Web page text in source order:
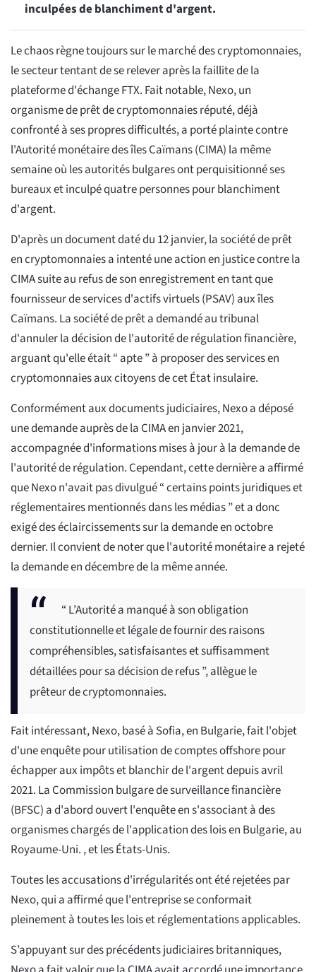
inculpées de blanchiment d'argent.
Le chaos règne toujours sur le marché des cryptomonnaies,
le secteur tentant de se relever après la faillite de la
plateforme d'échange FTX. Fait notable, Nexo, un
organisme de prêt de cryptomonnaies réputé, déjà
confronté à ses propres difficultés, a porté plainte contre
l'Autorité monétaire des îles Caïmans (CIMA) la même
semaine où les autorités bulgares ont perquisitionné ses
bureaux et inculpé quatre personnes pour blanchiment
d'argent.
D'après un document daté du 12 janvier, la société de prêt
en cryptomonnaies a intenté une action en justice contre la
CIMA suite au refus de son enregistrement en tant que
fournisseur de services d'actifs virtuels (PSAV) aux îles
Caïmans. La société de prêt a demandé au tribunal
d'annuler la décision de l'autorité de régulation financière,
arguant qu'elle était “ apte ” à proposer des services en
cryptomonnaies aux citoyens de cet État insulaire.
Conformément aux documents judiciaires, Nexo a déposé
une demande auprès de la CIMA en janvier 2021,
accompagnée d'informations mises à jour à la demande de
l'autorité de régulation. Cependant, cette dernière a affirmé
que Nexo n'avait pas divulgué “ certains points juridiques et
réglementaires mentionnés dans les médias ” et a donc
exigé des éclaircissements sur la demande en octobre
dernier. Il convient de noter que l'autorité monétaire a rejeté
la demande en décembre de la même année.
“ L’Autorité a manqué à son obligation
constitutionnelle et légale de fournir des raisons
compréhensibles, satisfaisantes et suffisamment
détaillées pour sa décision de refus ”, allègue le
prêteur de cryptomonnaies.
Fait intéressant, Nexo, basé à Sofia, en Bulgarie, fait l'objet
d'une enquête pour utilisation de comptes offshore pour
échapper aux impôts et blanchir de l'argent depuis avril
2021. La Commission bulgare de surveillance financière
(BFSC) a d'abord ouvert l'enquête en s'associant à des
organismes chargés de l'application des lois en Bulgarie, au
Royaume-Uni. , et les États-Unis.
Toutes les accusations d'irrégularités ont été rejetées par
Nexo, qui a affirmé que l'entreprise se conformait
pleinement à toutes les lois et réglementations applicables.
S’appuyant sur des précédents judiciaires britanniques,